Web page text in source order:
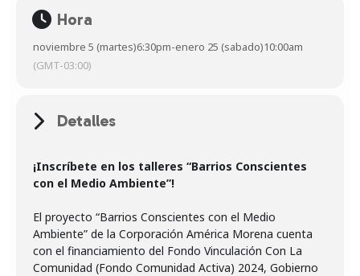
Hora
noviembre 5 (martes)6:30pm-enero 25 (sabado)10:00am
(GMT-03:00)
Detalles
¡Inscríbete en los talleres “Barrios Conscientes
con el Medio Ambiente”!
El proyecto “Barrios Conscientes con el Medio
Ambiente” de la Corporación América Morena cuenta
con el financiamiento del Fondo Vinculación Con La
Comunidad (Fondo Comunidad Activa) 2024, Gobierno